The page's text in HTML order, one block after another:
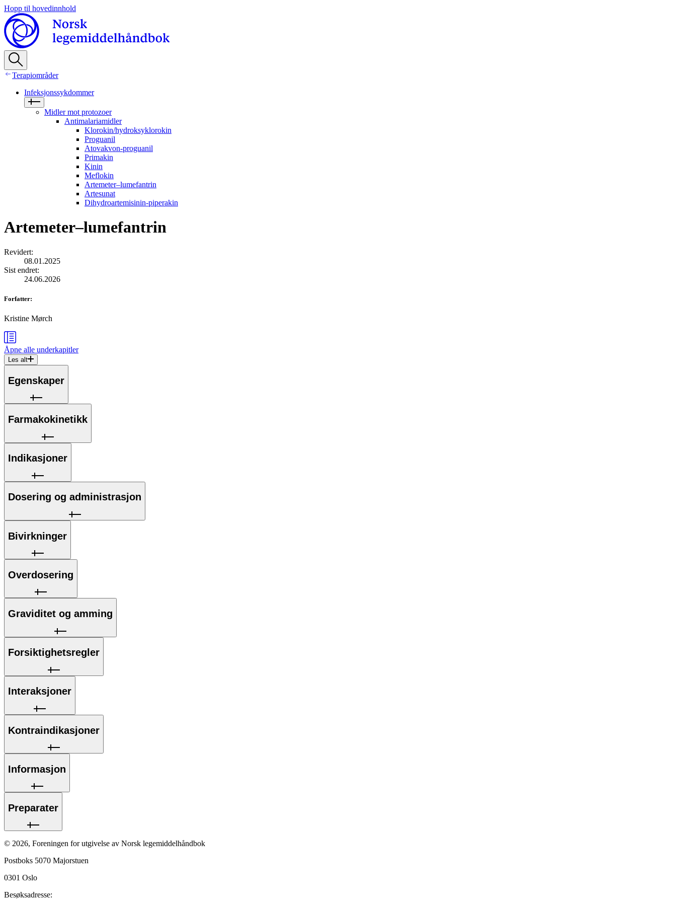
Hopp til hovedinnhold
Terapiområder
Infeksjonssykdommer
Midler mot protozoer
Antimalariamidler
Klorokin/hydroksyklorokin
Proguanil
Atovakvon-proguanil
Primakin
Kinin
Meflokin
Artemeter–lumefantrin
Artesunat
Dihydroartemisinin-piperakin
Artemeter–lumefantrin
Revidert:
08.01.2025
Sist endret:
24.06.2026
Forfatter:
Kristine Mørch
Åpne alle underkapitler
Les alt
Egenskaper
Farmakokinetikk
Indikasjoner
Dosering og administrasjon
Bivirkninger
Overdosering
Graviditet og amming
Forsiktighetsregler
Interaksjoner
Kontraindikasjoner
Informasjon
Preparater
© 2026, Foreningen for utgivelse av Norsk legemiddelhåndbok
Postboks 5070 Majorstuen
0301 Oslo
Besøksadresse: